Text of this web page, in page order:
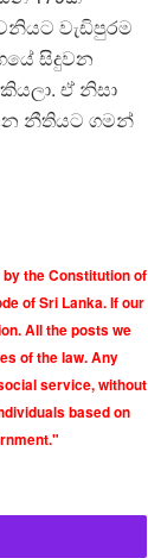
වැඩිපුරම
සිදුවන
ඒ නිසා
නීතියට ගමන්
the Constitution of
of Sri Lanka. If our
All the posts we
of the law. Any
service, without
based on